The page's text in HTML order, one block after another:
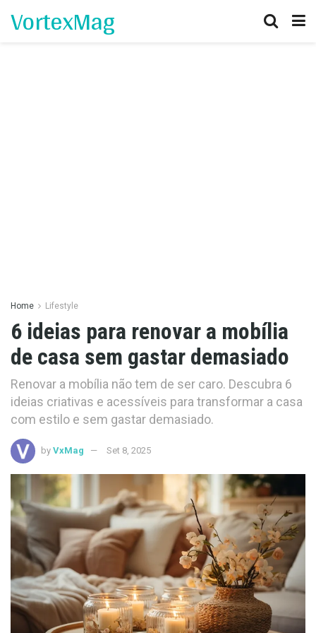
VortexMag
Home Lifestyle
6 ideias para renovar a mobília
de casa sem gastar demasiado
Renovar a mobília não tem de ser caro. Descubra 6
ideias criativas e acessíveis para transformar a casa
com estilo e sem gastar demasiado.
by VxMag Set 8, 2025